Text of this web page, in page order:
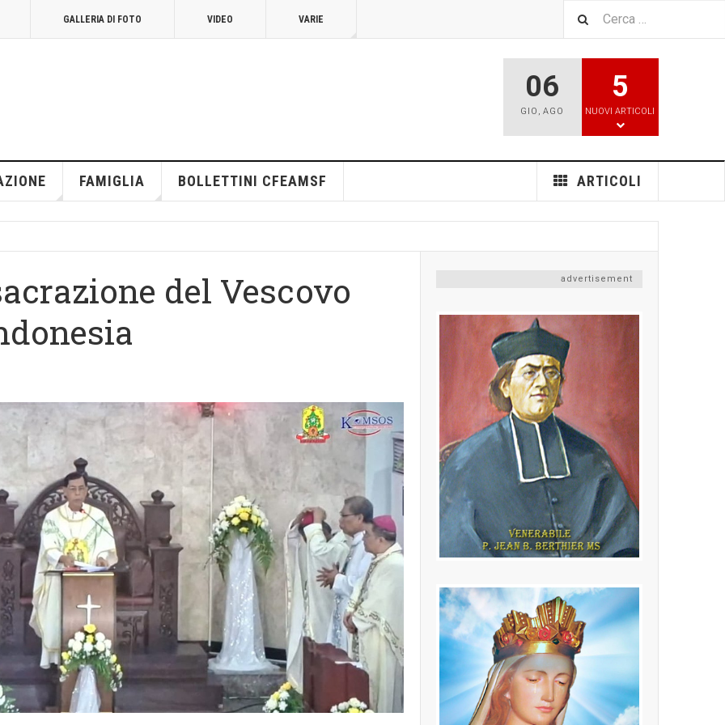
GALLERIA DI FOTO VIDEO VARIE
06
GIO , AGO
5
NUOVI ARTICOLI
FAMIGLIA ARTICOLI
BOLLETTINI CFEAMSF
del Vescovo
advertisement
P. Jean Baptiste
Berthier MS
(24.02.1846 - 16.10.1908) Fondatore
della Congregazione dei Missionari
della Sacra Famiglia
LEGGI PIÙ